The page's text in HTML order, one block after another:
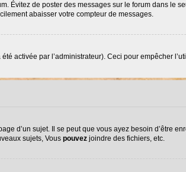
Évitez de poster des messages sur le forum dans le
abaisser votre compteur de messages.
activée par l’administrateur). Ceci pour empêcher
d’un sujet. Il se peut que vous ayez besoin d’être
sujets, Vous pouvezjoindre des fichiers, etc.